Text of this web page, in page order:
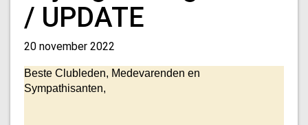
/ UPDATE
20 november 2022
Beste Clubleden, Medevarenden en
Sympathisanten,